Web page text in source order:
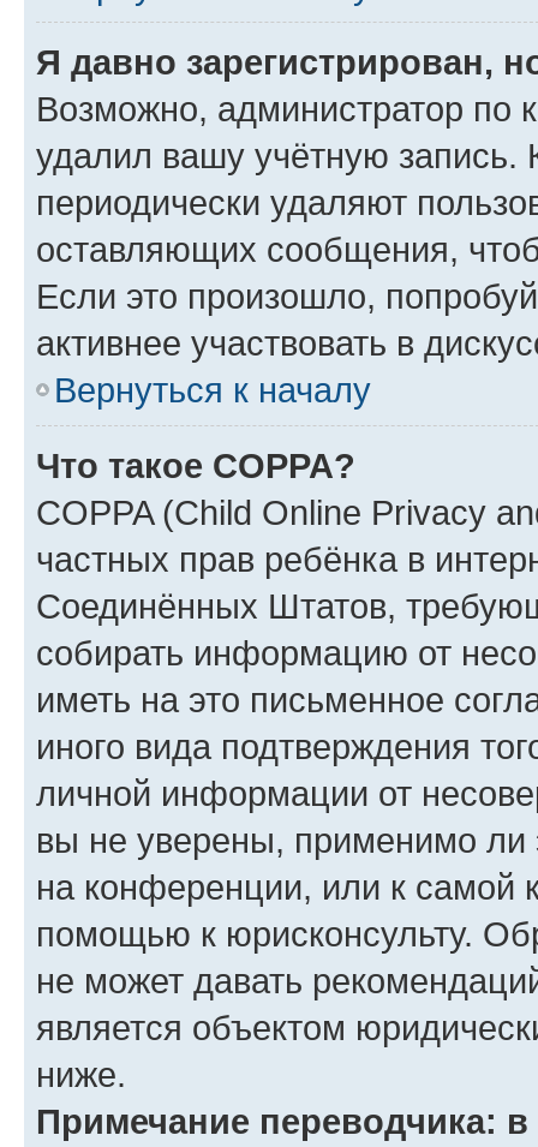
Я давно зарегистрирован,
Возможно, администратор по
удалил вашу учётную запись.
периодически удаляют
оставляющих сообщения,
Если это произошло,
активнее участвовать в
Вернуться к началу
Что такое COPPA?
COPPA (Child Online Privacy
частных прав ребёнка в
Соединённых Штатов,
собирать информацию от
иметь на это письменное
иного вида подтверждения
личной информации от
вы не уверены, применимо ли
на конференции, или к самой
помощью к юрисконсульту.
не может давать
является объектом
ниже.
Примечание переводчика: